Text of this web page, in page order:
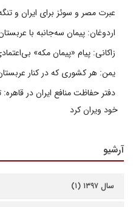
عبرت مصر و سوئز برای ایران و
اردوغان: پیمان سه‌جانبه با
زاکانی: پیام «پیمان مکه»
یمن: هر کشوری که در کنار
دفتر حفاظت منافع ایران در
خود ویران کرد
آرشیو
سال ۱۳۹۷ (۱)